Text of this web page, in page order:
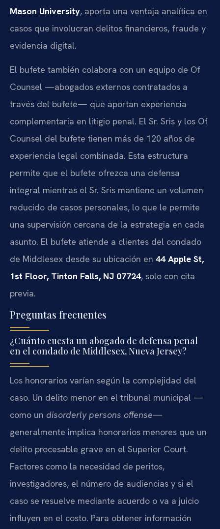
Mason University, aporta una ventaja analítica en
casos que involucran delitos financieros, fraude y
evidencia digital.
El bufete también colabora con un equipo de Of
Counsel —abogados externos contratados a
través del bufete— que aportan experiencia
complementaria en litigio penal. El Sr. Sris y los Of
Counsel del bufete tienen más de 120 años de
experiencia legal combinada. Esta estructura
permite que el bufete ofrezca una defensa
integral mientras el Sr. Sris mantiene un volumen
reducido de casos personales, lo que le permite
una supervisión cercana de la estrategia en cada
asunto. El bufete atiende a clientes del condado
de Middlesex desde su ubicación en 44 Apple St,
1st Floor, Tinton Falls, NJ 07724, solo con cita
previa.
Preguntas frecuentes
¿Cuánto cuesta un abogado de defensa penal
en el condado de Middlesex, Nueva Jersey?
Los honorarios varían según la complejidad del
caso. Un delito menor en el tribunal municipal —
como un disorderly persons offense—
generalmente implica honorarios menores que un
delito procesable grave en el Superior Court.
Factores como la necesidad de peritos,
investigadores, el número de audiencias y si el
caso se resuelve mediante acuerdo o va a juicio
influyen en el costo. Para obtener información